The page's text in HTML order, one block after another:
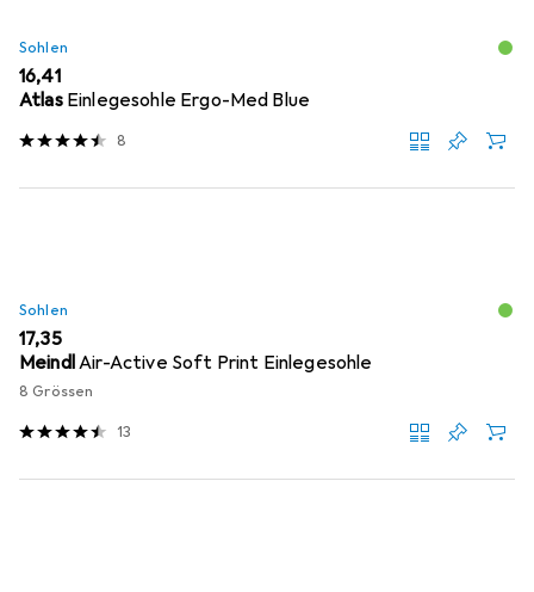
Sohlen
EUR
16,41
Atlas Einlegesohle Ergo-Med Blue
8
Sohlen
EUR
17,35
MeindlAir-Active Soft Print Einlegesohle
8 Grössen
13